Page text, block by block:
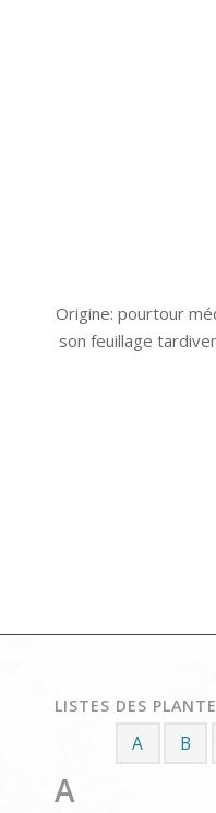
Origine: pourtour
son feuillage
LISTES DES
A B
A